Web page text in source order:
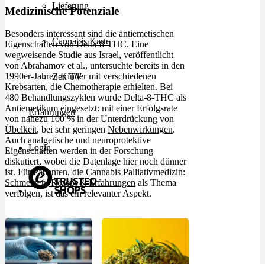
Lieferung
Cannabis Karte
Zen TV
Erfahrungen
Login
Menü Menü
Medizinische Potenziale
Besonders interessant sind die antiemetischen
Eigenschaften von Delta-8-THC. Eine
wegweisende Studie aus Israel, veröffentlicht
von Abrahamov et al., untersuchte bereits in den
1990er-Jahren Kinder mit verschiedenen
Krebsarten, die Chemotherapie erhielten. Bei
480 Behandlungszyklen wurde Delta-8-THC als
Antiemetikum eingesetzt: mit einer Erfolgsrate
von nahezu 100 % in der Unterdrückung von
Übelkeit, bei sehr geringen Nebenwirkungen.
Auch analgetische und neuroprotektive
Eigenschaften werden in der Forschung
diskutiert, wobei die Datenlage hier noch dünner
ist. Für Patienten, die Cannabis Palliativmedizin:
Schmerzen, Rezept & Erfahrungen als Thema
verfolgen, ist das ein relevanter Aspekt.